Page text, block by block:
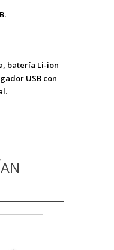
batería Li-ion
USB con